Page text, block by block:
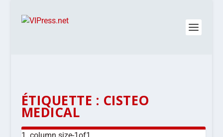
ÉTIQUETTE : CISTEO
MEDICAL